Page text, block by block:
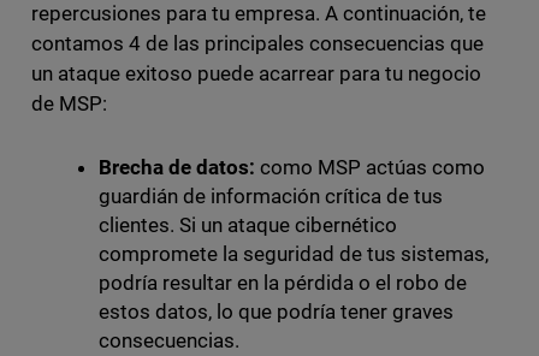
repercusiones para tu empresa. A continuación, te
contamos 4 de las principales consecuencias que
un ataque exitoso puede acarrear para tu negocio
de MSP:
Brecha de datos: como MSP actúas como
guardián de información crítica de tus
clientes. Si un ataque cibernético
compromete la seguridad de tus sistemas,
podría resultar en la pérdida o el robo de
estos datos, lo que podría tener graves
consecuencias.